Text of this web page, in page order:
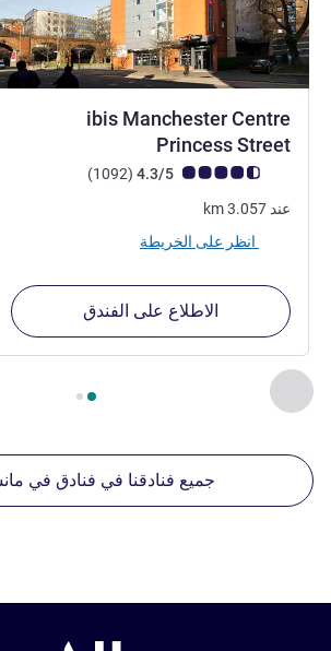
السابق - منشآتنا الأخرى القريبة
الصفحة
ibis Manchester Centre
Princess Street
ملاحظة أراء العملاء (رأي ALL) (1092 أراء)
عند
km3.057
الاطلاع على الفندق
جميع فنادقنا في فنادق في